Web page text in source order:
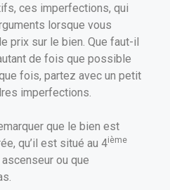
ces imperfections, qui
lorsque vous
prix sur le bien. Que faut-il
de fois que possible
fois, partez avec un petit
imperfections.
que le bien est
qu’il est situé au 4ième
ascenseur ou que